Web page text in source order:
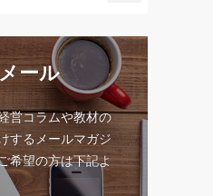
ール
営コラムや教材の
するメールマガジ
希望の方は下記よ